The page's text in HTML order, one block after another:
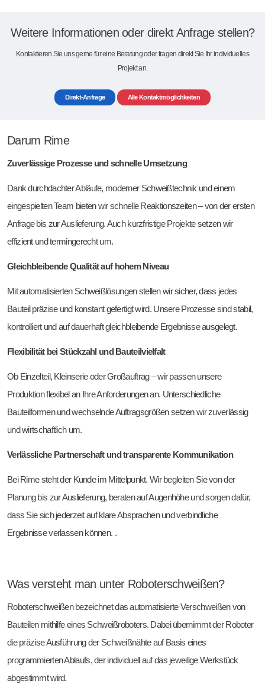
Weitere Informationen oder direkt Anfrage stellen?
Kontaktieren Sie uns gerne für eine Beratung oder fragen direkt Sie Ihr individuelles
Projekt an.
Direkt-Anfrage Alle Kontaktmöglichkeiten
Darum Rime
Zuverlässige Prozesse und schnelle Umsetzung
Dank durchdachter Abläufe, moderner Schweißtechnik und einem
eingespielten Team bieten wir schnelle Reaktionszeiten – von der ersten
Anfrage bis zur Auslieferung. Auch kurzfristige Projekte setzen wir
effizient und termingerecht um.
Gleichbleibende Qualität auf hohem Niveau
Mit automatisierten Schweißlösungen stellen wir sicher, dass jedes
Bauteil präzise und konstant gefertigt wird. Unsere Prozesse sind stabil,
kontrolliert und auf dauerhaft gleichbleibende Ergebnisse ausgelegt.
Flexibilität bei Stückzahl und Bauteilvielfalt
Ob Einzelteil, Kleinserie oder Großauftrag – wir passen unsere
Produktion flexibel an Ihre Anforderungen an. Unterschiedliche
Bauteilformen und wechselnde Auftragsgrößen setzen wir zuverlässig
und wirtschaftlich um.
Verlässliche Partnerschaft und transparente Kommunikation
Bei Rime steht der Kunde im Mittelpunkt. Wir begleiten Sie von der
Planung bis zur Auslieferung, beraten auf Augenhöhe und sorgen dafür,
dass Sie sich jederzeit auf klare Absprachen und verbindliche
Ergebnisse verlassen können. .
Was versteht man unter Roboterschweißen?
Roboterschweißen bezeichnet das automatisierte Verschweißen von
Bauteilen mithilfe eines Schweißroboters. Dabei übernimmt der Roboter
die präzise Ausführung der Schweißnähte auf Basis eines
programmierten Ablaufs, der individuell auf das jeweilige Werkstück
abgestimmt wird.